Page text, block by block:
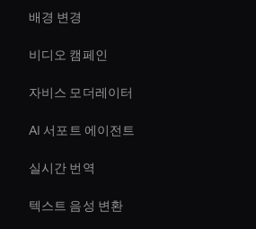
배경 변경
비디오 캠페인
자비스 모더레이터
AI 서포트 에이전트
실시간 번역
텍스트 음성 변환